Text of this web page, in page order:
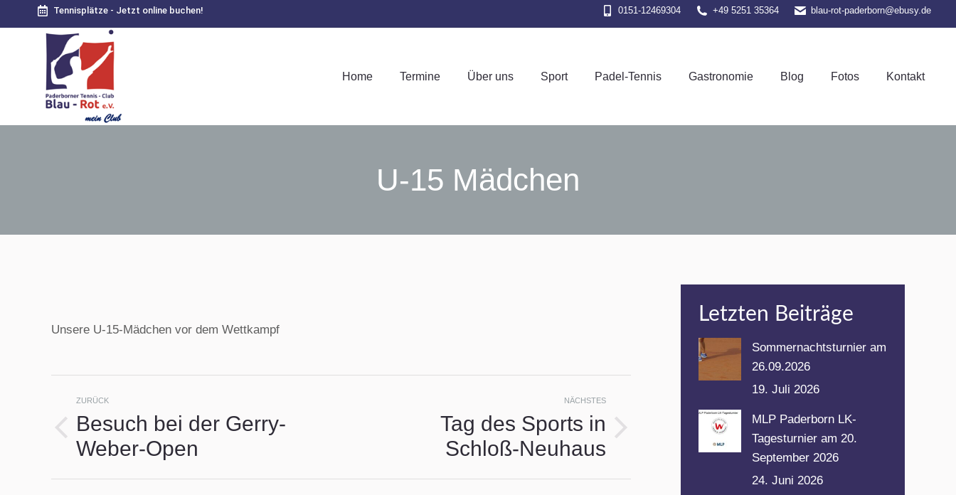
Tennisplätze - Jetzt online buchen! 0151-12469304 +49 5251 35364 blau-rot-paderborn@ebusy.de
Home Termine Über uns Sport Padel-Tennis Gastronomie Blog Fotos Kontakt
U-15 Mädchen
Unsere U-15-Mädchen vor dem Wettkampf
Kommentarnavigation
ZURÜCK
Vorheriger
Beitrag:
Besuch bei der Gerry-
Weber-Open
NÄCHSTES
Tag des Sports in
Schloß-Neuhaus
Letzten Beiträge
Sommernachtsturnier am
26.09.2026
19. Juli 2026
MLP Paderborn LK-
Tagesturnier am 20.
September 2026
24. Juni 2026